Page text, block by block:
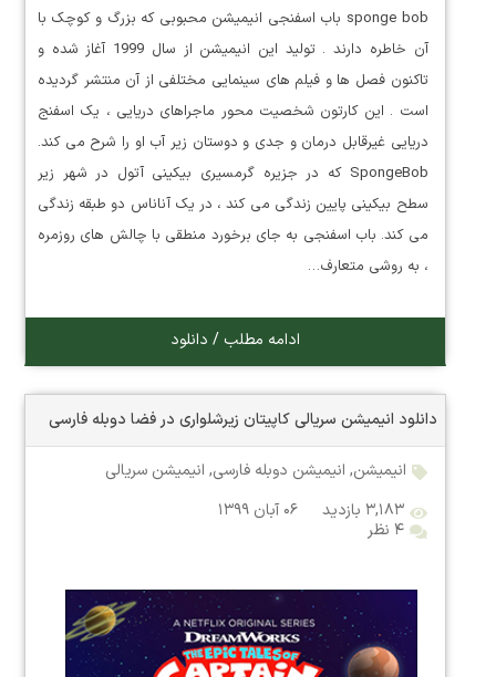
sponge bob باب اسفنجی انیمیشن محبوبی که بزرگ و کوچک با
آن خاطره دارند . تولید این انیمیشن از سال 1999 آغاز شده و
تاکنون فصل ها و فیلم های سینمایی مختلفی از آن منتشر گردیده
است . این کارتون شخصیت محور ماجراهای دریایی ، یک اسفنج
دریایی غیرقابل درمان و جدی و دوستان زیر آب او را شرح می کند.
SpongeBob که در جزیره گرمسیری بیکینی آتول در شهر زیر
سطح بیکینی پایین زندگی می کند ، در یک آناناس دو طبقه زندگی
می کند. باب اسفنجی به جای برخورد منطقی با چالش های روزمره
، به روشی متعارف…
ادامه مطلب / دانلود
دانلود انیمیشن سریالی کاپیتان زیرشلواری در فضا دوبله فارسی
انیمیشن, انیمیشن دوبله فارسی, انیمیشن سریالی
۳,۱۸۳ بازدید
۰۶ آبان ۱۳۹۹
۴ نظر